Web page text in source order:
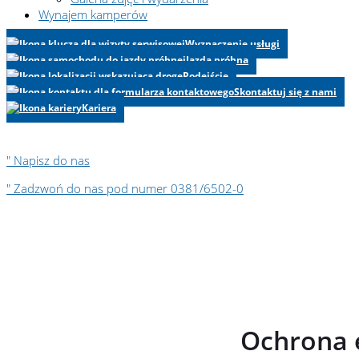
Wynajem kamperów
Wyznaczenie usługi
Jazda próbna
Podejście
Skontaktuj się z nami
Kariera
" Napisz do nas
" Zadzwoń do nas pod numer 0381/6502-0
Ochrona